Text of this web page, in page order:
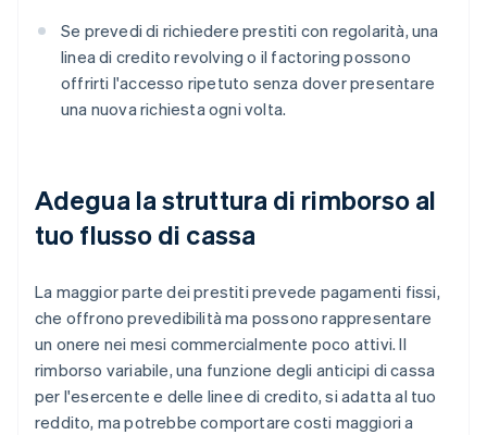
Se prevedi di richiedere prestiti con regolarità, una
linea di credito revolving o il factoring possono
offrirti l'accesso ripetuto senza dover presentare
una nuova richiesta ogni volta.
Adegua la struttura di rimborso al
tuo flusso di cassa
La maggior parte dei prestiti prevede pagamenti fissi,
che offrono prevedibilità ma possono rappresentare
un onere nei mesi commercialmente poco attivi. Il
rimborso variabile, una funzione degli anticipi di cassa
per l'esercente e delle linee di credito, si adatta al tuo
reddito, ma potrebbe comportare costi maggiori a